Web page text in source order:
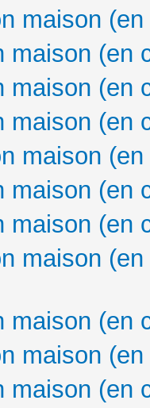
maison
maison (en
maison (en
maison (en
maison
maison (en
maison (en
maison
maison (en
maison
maison (en